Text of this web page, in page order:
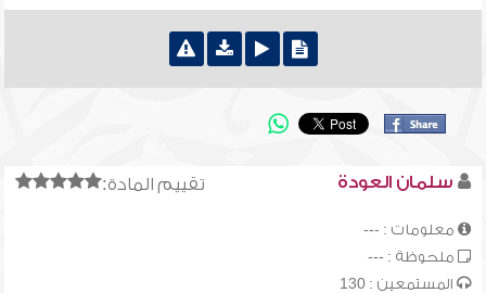
تقييم المادة: سلمان العودة
معلومات : ---
ملحوظة : ---
المستمعين : 130